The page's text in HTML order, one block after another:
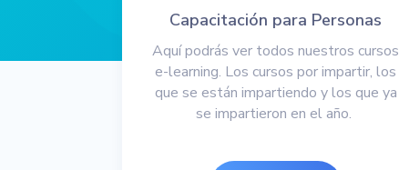
Capacitación para Personas
Aquí podrás ver todos nuestros cursos
e-learning. Los cursos por impartir, los
que se están impartiendo y los que ya
se impartieron en el año.